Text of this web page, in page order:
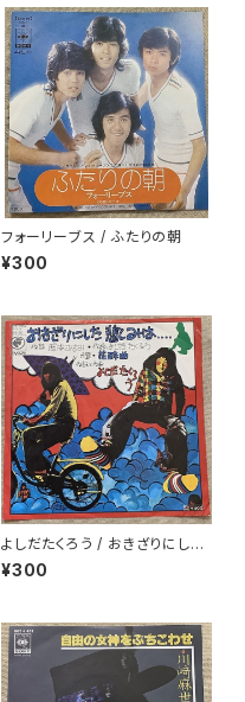
フォーリーブス / ふたりの朝
¥300
よしだたくろう / おきざりにした
悲しみは
¥300